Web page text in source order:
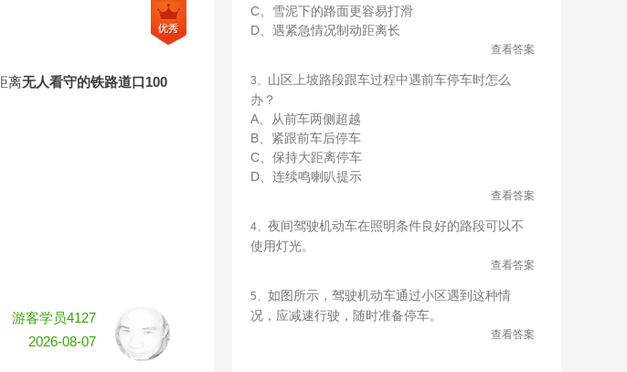
离无人看守的铁路道口100
游客学员4127
2026-08-07
C、雪泥下的路面更容易打滑
D、遇紧急情况制动距离长
查看答案
3、 山区上坡路段跟车过程中遇前车停车时怎么
办？
A、从前车两侧超越
B、紧跟前车后停车
C、保持大距离停车
D、连续鸣喇叭提示
查看答案
4、 夜间驾驶机动车在照明条件良好的路段可以不
使用灯光。
查看答案
5、 如图所示，驾驶机动车通过小区遇到这种情
况，应减速行驶，随时准备停车。
查看答案